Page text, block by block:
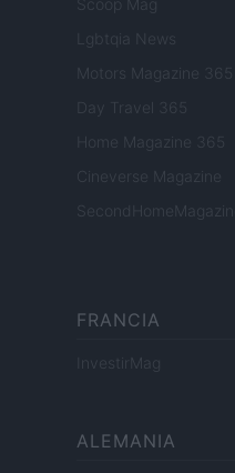
Scoop Mag
Lgbtqia News
Motors Magazine 365
Day Travel 365
Home Magazine 365
Cineverse Magazine
SecondHomeMagazine
FRANCIA
InvestirMag
ALEMANIA